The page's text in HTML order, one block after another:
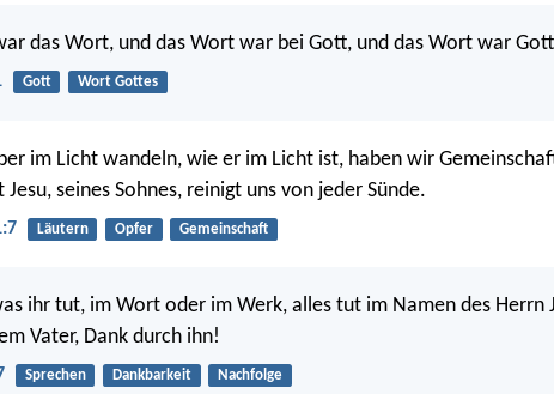
das Wort, und das Wort war bei Gott, und das Wort war
Gott Wort Gottes
im Licht wandeln, wie er im Licht ist, haben wir
Jesu, seines Sohnes, reinigt uns von jeder Sünde.
Läutern Opfer Gemeinschaft
ihr tut, im Wort oder im Werk, alles tut im Namen des Herrn
Vater, Dank durch ihn!
Sprechen Dankbarkeit Nachfolge